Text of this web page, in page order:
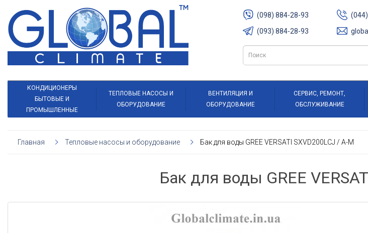
(098) 884-28-93
(093) 884-28-93
КОНДИЦИОНЕРЫ
БЫТОВЫЕ И
ПРОМЫШЛЕННЫЕ
ТЕПЛОВЫЕ НАСОСЫ И
ОБОРУДОВАНИЕ
ВЕНТИЛЯЦИЯ И
ОБОРУДОВАНИЕ
СЕРВИС, РЕМОНТ,
ОБСЛУЖИВАНИЕ
Главная Тепловые насосы и оборудование Бак для воды GREE VERSATI SXVD200LCJ / A-M
Бак для воды GREE